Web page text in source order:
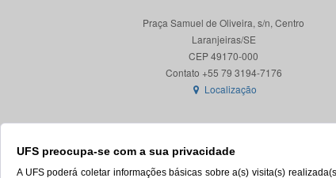
UFS preocupa-se com a sua privacidade
A UFS poderá coletar informações básicas sobre a(s) visita(s)
Praça Samuel de Oliveira, s/n, Centro
Laranjeiras/SE
CEP 49170-000
Localização